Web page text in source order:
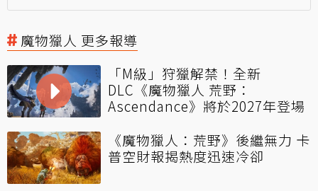
魔物獵人 更多報導
「M級」狩獵解禁！全新
DLC《魔物獵人 荒野：
Ascendance》將於2027年登場
《魔物獵人：荒野》後繼無力 卡
普空財報揭熱度迅速冷卻